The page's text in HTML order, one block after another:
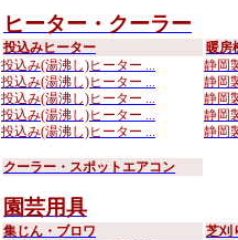
ヒーター・クーラー
投込みヒーター
投込み(湯沸し)ヒーター ...
投込み(湯沸し)ヒーター ...
投込み(湯沸し)ヒーター ...
投込み(湯沸し)ヒーター ...
投込み(湯沸し)ヒーター ...
暖房
静岡
静岡
静岡
静岡
静岡
クーラー・スポットエアコン
園芸用具
集じん・ブロワ
芝刈